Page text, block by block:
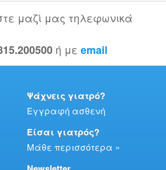
μαζί μας τηλεφωνικά
ή με email
Ψάχνεις γιατρό?
Εγγραφή ασθενή
Είσαι γιατρός?
Μάθε περισσότερα »